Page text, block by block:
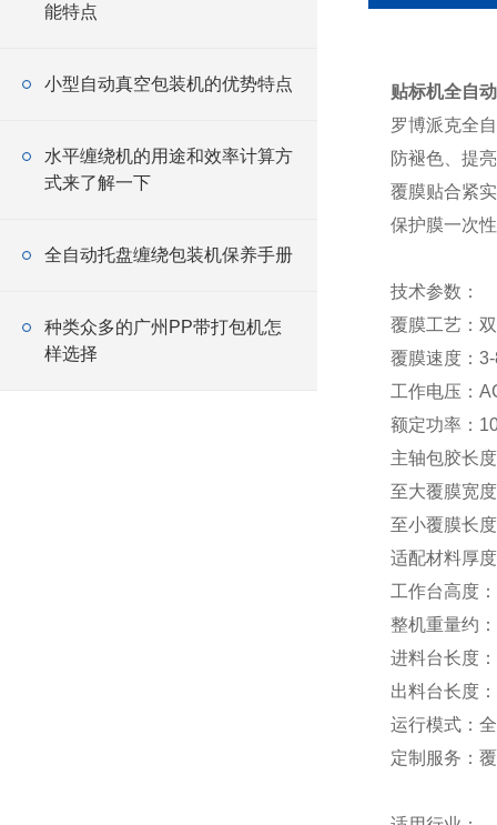
能特点
小型自动真空包装机的优势特点
水平缠绕机的用途和效率计算方
式来了解一下
全自动托盘缠绕包装机保养手册
种类众多的广州PP带打包机怎
样选择
贴标机全自
罗博派克全
防褪色、提
覆膜贴合紧
保护膜一次
技术参数：
覆膜工艺：
覆膜速度：
工作电压：
额定功率：
主轴包胶长
至大覆膜宽
至小覆膜长
适配材料厚
工作台高度
整机重量约
进料台长度
出料台长度
运行模式：
定制服务：